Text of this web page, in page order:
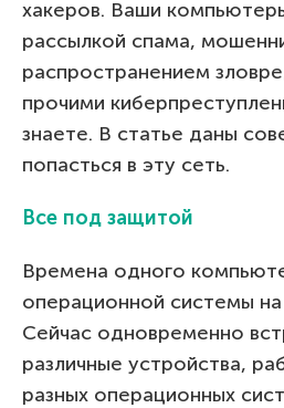
хакеров. Ваши
рассылкой спама,
распространением
прочими
знаете. В статье даны
попасться в эту сеть.
Все под защитой
Времена одного
операционной системы
Сейчас одновременно
различные устройства,
разных операционных